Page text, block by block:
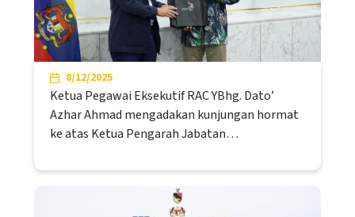
8/12/2025
Ketua Pegawai Eksekutif RAC YBhg. Dato’
Azhar Ahmad mengadakan kunjungan hormat
ke atas Ketua Pengarah Jabatan…